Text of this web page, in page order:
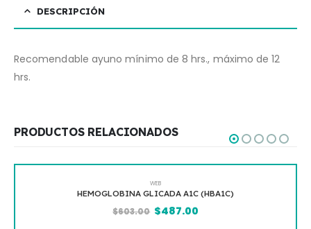
DESCRIPCIÓN
Recomendable ayuno mínimo de 8 hrs., máximo de 12
hrs.
PRODUCTOS RELACIONADOS
HEMOGLOBINA GLICADA A1C (HBA1C)
603.00 $487.00